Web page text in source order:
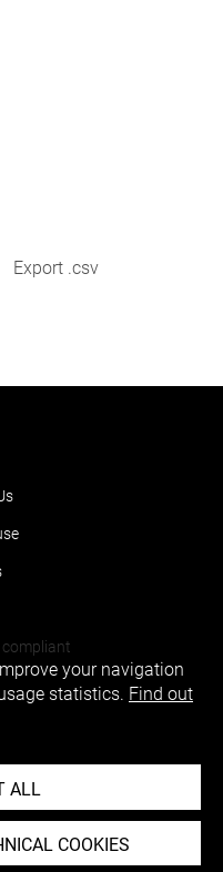
Export .csv
compliant
your navigation
statistics. Find out
ALL
COOKIES